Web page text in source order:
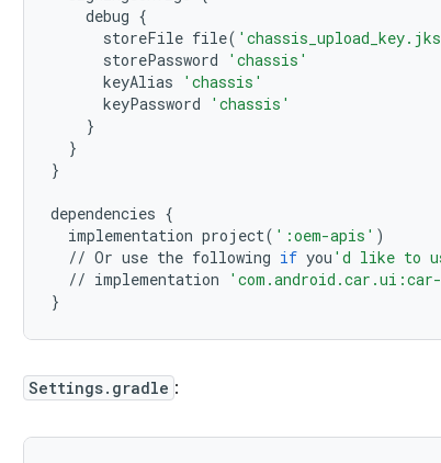
debug {
storeFile file(
storePassword
'chassis'
keyAlias
'chassis'
keyPassword
'chassis'
}
}
}
dependencies {
implementation project( ':oem-apis' )
// Or use the following if you 'd like to
// implementation
}
Settings.gradle :